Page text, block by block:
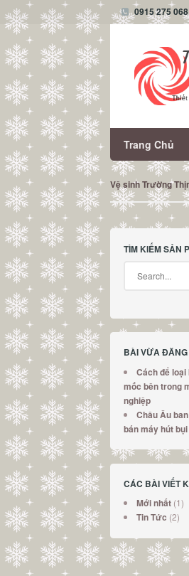
0915 275 068
Trang Chủ
Vệ sinh Trường
TÌM KIẾM SẢN
BÀI VỪA ĐĂNG
Cách để loại
mốc bên trong
nghiệp
Châu Âu
bán máy hút
CÁC BÀI VIẾT
Mới nhất (1)
Tin Tức (2)